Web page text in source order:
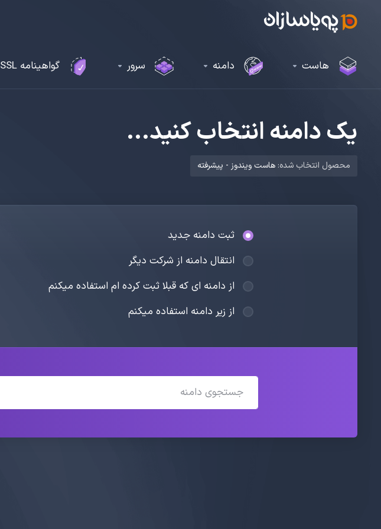
هاست دامنه سرور گواهینامه SSL
یک دامنه انتخاب کنید...
محصول انتخاب شده: هاست ویندوز - پیشرفته
ثبت دامنه جدید
انتقال دامنه از شرکت دیگر
از دامنه ای که قبلا ثبت کرده ام استفاده میکنم
از زیر دامنه استفاده میکنم